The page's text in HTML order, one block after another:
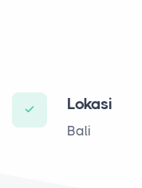
Lokasi
Bali